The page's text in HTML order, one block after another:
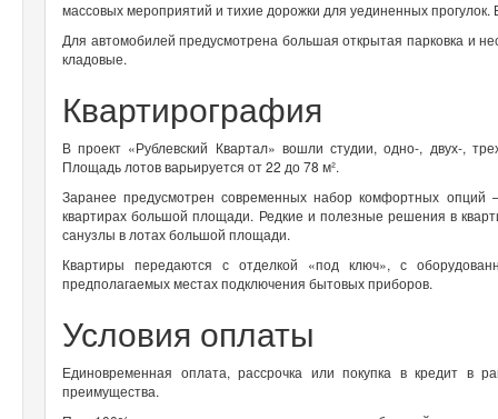
массовых мероприятий и тихие дорожки для уединенных
Для автомобилей предусмотрена большая открытая парковка и
кладовые.
Квартирография
В проект «Рублевский Квартал» вошли студии, одно-, двух-,
Площадь лотов варьируется от 22 до 78 м².
Заранее предусмотрен современных набор комфортных
квартирах большой площади. Редкие и полезные решения в
санузлы в лотах большой площади.
Квартиры передаются с отделкой «под ключ», с
предполагаемых местах подключения бытовых приборов.
Условия оплаты
Единовременная оплата, рассрочка или покупка в кредит в
преимущества.